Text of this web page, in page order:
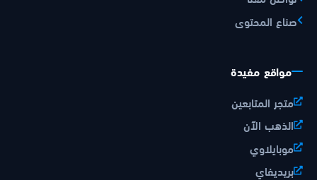
صناع المحتوى
مواقع مفيدة
متجر المتابعين
الذهب الآن
موبايلاوي
بريديفاي